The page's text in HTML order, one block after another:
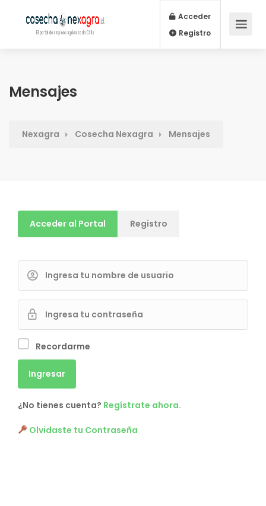
Acceder
Registro
Mensajes
Nexagra Cosecha Nexagra Mensajes
Acceder al Portal Registro
Recordarme
¿No tienes cuenta? Regístrate ahora.
Olvidaste tu Contraseña